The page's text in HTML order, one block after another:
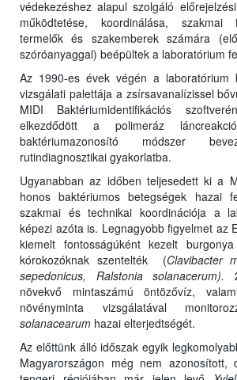
védekezéshez alapul szolgáló
működtetése, koordinálása, szakmai
termelők és szakemberek számára
szóróanyaggal) beépültek a laboratórium
Az 1990-es évek végén a laboratórium
vizsgálati palettája a zsírsavanalízissel
MIDI Baktériumidentifikációs
elkezdődött a polimeráz
baktériumazonosító módszer
rutindiagnosztikai gyakorlatba.
Ugyanabban az időben teljesedett ki a
honos baktériumos betegségek hazai
szakmai és technikai koordinációja a
képezi azóta is. Legnagyobb figyelmet az
kiemelt fontosságúként kezelt
kórokozóknak szentelték (Clavibacter
sepedonicus, Ralstonia solanacerum).
növekvő mintaszámú öntözővíz,
növényminta vizsgálatával
solanacearum hazai elterjedtségét.
Az előttünk álló időszak egyik
Magyarországon még nem azonosított,